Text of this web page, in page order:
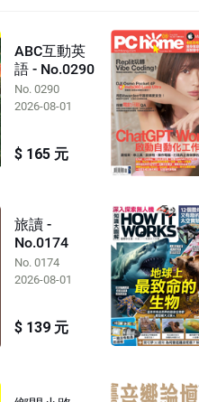
ABC互動英
語 - No.0290
No. 0290
2026-08-01
$ 165 元
旅讀 -
No.0174
No. 0174
2026-08-01
$ 139 元